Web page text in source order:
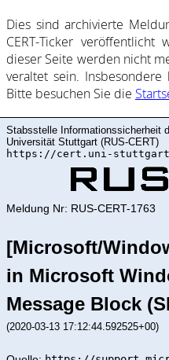
Dies sind ar­chi­vie­rte
CERT-Ticker
dieser Sei­te wer­den nicht
ver­al­tet sein. Ins­be­son­de­re
Bitte be­such­en Sie die
Stabsstelle Informationssicherheit
Universität Stuttgart (RUS-CERT)
https://cert.uni-
Meldung Nr: RUS-CERT-1763
[Microsoft/
in Microsoft
Message Block
(2020-03-13 17:12:44.592525+00)